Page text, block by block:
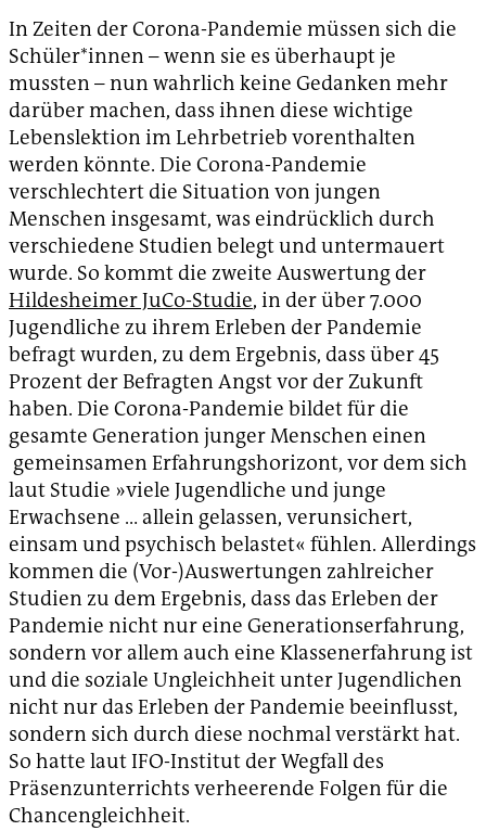
In Zeiten der Corona-Pandemie müssen sich die
Schüler*innen – wenn sie es überhaupt je
mussten – nun wahrlich keine Gedanken mehr
darüber machen, dass ihnen diese wichtige
Lebenslektion im Lehrbetrieb vorenthalten
werden könnte. Die Corona-Pandemie
verschlechtert die Situation von jungen
Menschen insgesamt, was eindrücklich durch
verschiedene Studien belegt und untermauert
wurde. So kommt die zweite Auswertung der
Hildesheimer JuCo-Studie, in der über 7.000
Jugendliche zu ihrem Erleben der Pandemie
befragt wurden, zu dem Ergebnis, dass über 45
Prozent der Befragten Angst vor der Zukunft
haben. Die Corona-Pandemie bildet für die
gesamte Generation junger Menschen einen
gemeinsamen Erfahrungshorizont, vor dem sich
laut Studie »viele Jugendliche und junge
Erwachsene … allein gelassen, verunsichert,
einsam und psychisch belastet« fühlen. Allerdings
kommen die (Vor-)Auswertungen zahlreicher
Studien zu dem Ergebnis, dass das Erleben der
Pandemie nicht nur eine Generationserfahrung,
sondern vor allem auch eine Klassenerfahrung ist
und die soziale Ungleichheit unter Jugendlichen
nicht nur das Erleben der Pandemie beeinflusst,
sondern sich durch diese nochmal verstärkt hat.
So hatte laut IFO-Institut der Wegfall des
Präsenzunterrichts verheerende Folgen für die
Chancengleichheit.